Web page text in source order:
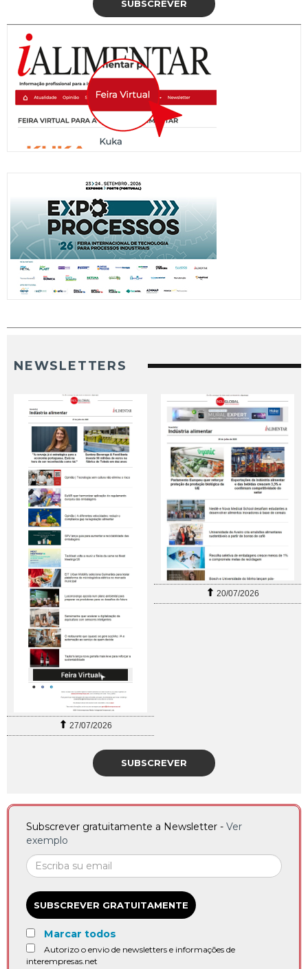
SUBSCREVER
NEWSLETTERS
27/07/2026
20/07/2026
SUBSCREVER
Subscrever gratuitamente a Newsletter - Ver
exemplo
SUBSCREVER GRATUITAMENTE
Marcar todos
Autorizo o envio de newsletters e informações de
interempresas.net